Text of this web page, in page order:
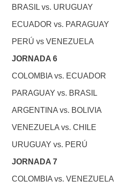
BRASIL vs. URUGUAY
ECUADOR vs. PARAGUAY
PERÚ vs VENEZUELA
JORNADA 6
COLOMBIA vs. ECUADOR
PARAGUAY vs. BRASIL
ARGENTINA vs. BOLIVIA
VENEZUELA vs. CHILE
URUGUAY vs. PERÚ
JORNADA 7
COLOMBIA vs. VENEZUELA